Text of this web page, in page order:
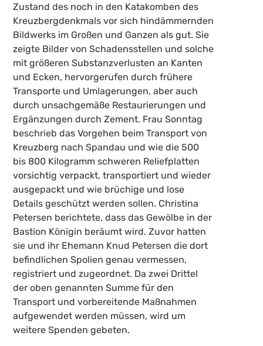
Zustand des noch in den Katakomben des
Kreuzbergdenkmals vor sich hindämmernden
Bildwerks im Großen und Ganzen als gut. Sie
zeigte Bilder von Schadensstellen und solche
mit größeren Substanzverlusten an Kanten
und Ecken, hervorgerufen durch frühere
Transporte und Umlagerungen, aber auch
durch unsachgemäße Restaurierungen und
Ergänzungen durch Zement. Frau Sonntag
beschrieb das Vorgehen beim Transport von
Kreuzberg nach Spandau und wie die 500
bis 800 Kilogramm schweren Reliefplatten
vorsichtig verpackt, transportiert und wieder
ausgepackt und wie brüchige und lose
Details geschützt werden sollen. Christina
Petersen berichtete, dass das Gewölbe in der
Bastion Königin beräumt wird. Zuvor hatten
sie und ihr Ehemann Knud Petersen die dort
befindlichen Spolien genau vermessen,
registriert und zugeordnet. Da zwei Drittel
der oben genannten Summe für den
Transport und vorbereitende Maßnahmen
aufgewendet werden müssen, wird um
weitere Spenden gebeten.